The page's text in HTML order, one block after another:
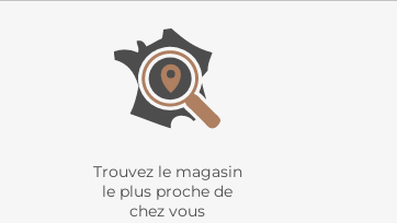
Trouvez le magasin
le plus proche de
chez vous